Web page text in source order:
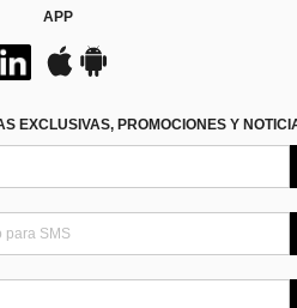
APP
EXCLUSIVAS, PROMOCIONES Y